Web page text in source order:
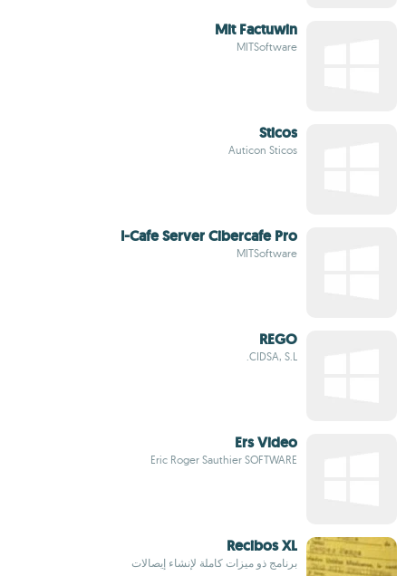
Mit Factuwin
MITSoftware
Sticos
Auticon Sticos
I-Cafe Server Cibercafe Pro
MITSoftware
REGO
CIDSA, S.L.
Ers Video
Eric Roger Sauthier SOFTWARE
Recibos XL
برنامج ذو ميزات كاملة لإنشاء إيصالات